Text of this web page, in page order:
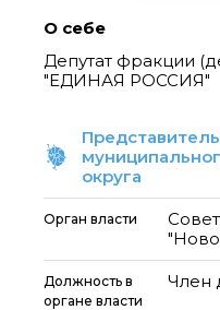
О себе
Депутат фракции
"ЕДИНАЯ РОССИЯ"
округа
Орган власти
Должность в
органе власти
Член